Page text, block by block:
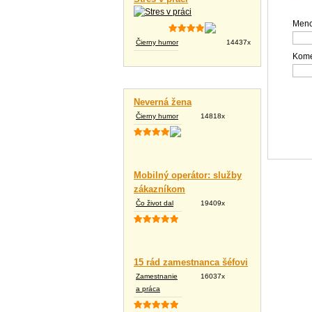
Čierny humor 14437x
Neverná žena
Čierny humor 14818x
Mobilný operátor: služby
zákazníkom
Čo život dal 19409x
15 rád zamestnanca šéfovi
Zamestnanie
a práca
16037x